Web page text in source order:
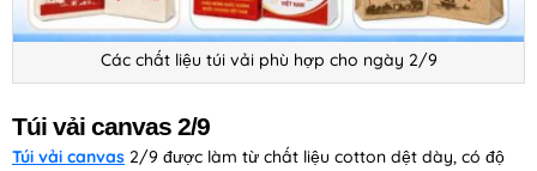
Các chất liệu túi vải phù hợp cho ngày 2/9
Túi vải canvas 2/9
Túi vải canvas 2/9 được làm từ chất liệu cotton dệt dày, có độ